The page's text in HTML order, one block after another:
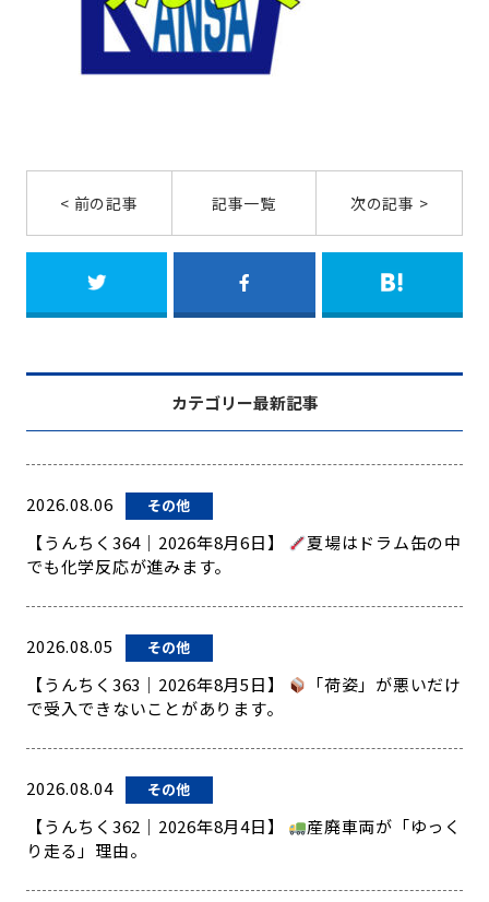
< 前の記事 記事一覧 次の記事 >
カテゴリー最新記事
2026.08.06 その他
【うんちく364｜2026年8月6日】
夏場はドラム缶の中
でも化学反応が進みます。
2026.08.05 その他
【うんちく363｜2026年8月5日】
「荷姿」が悪いだけ
で受入できないことがあります。
2026.08.04 その他
【うんちく362｜2026年8月4日】
産廃車両が「ゆっく
り走る」理由。